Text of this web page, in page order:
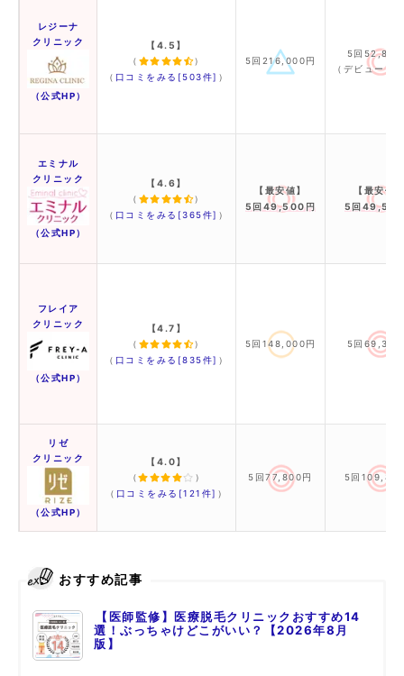
レジーナ
クリニック
（公式HP）
【4.5】
（
）
（ 口コミをみる[503件] ）
5回216,000円
5回52,800
（デビュープ
エミナル
クリニック
（公式HP）
【4.6】
（
）
（ 口コミをみる[365件] ）
【最安値】
5回49,500円
【最安値
5回
フレイア
クリニック
（公式HP）
【4.7】
（
）
（ 口コミをみる[835件] ）
5回148,000円 5回69,300
リゼ
クリニック
（公式HP）
【4.0】
（
）
（ 口コミをみる[121件] ）
5回77,800円 5回
おすすめ記事
【医師監修】医療脱毛クリニックおすすめ14
選！ぶっちゃけどこがいい？【2026年8月
版】